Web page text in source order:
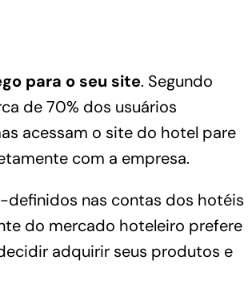
para o seu site. Segundo
de 70% dos usuários
acessam o site do hotel pare
com a empresa.
definidos nas contas dos hotéis
do mercado hoteleiro prefere
adquirir seus produtos e